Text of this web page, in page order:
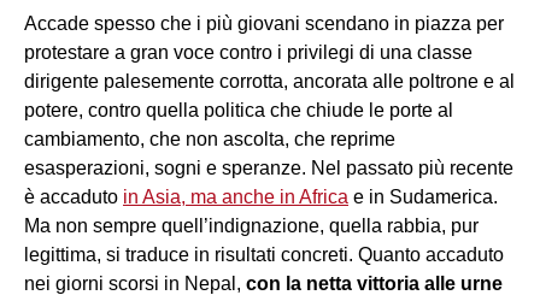
Accade spesso che i più giovani scendano in piazza per
protestare a gran voce contro i privilegi di una classe
dirigente palesemente corrotta, ancorata alle poltrone e al
potere, contro quella politica che chiude le porte al
cambiamento, che non ascolta, che reprime
esasperazioni, sogni e speranze. Nel passato più recente
è accaduto in Asia, ma anche in Africa e in Sudamerica.
Ma non sempre quell’indignazione, quella rabbia, pur
legittima, si traduce in risultati concreti. Quanto accaduto
nei giorni scorsi in Nepal, con la netta vittoria alle urne